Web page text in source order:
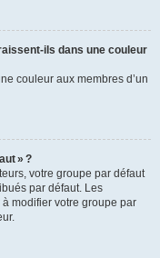
ils dans une couleur
couleur aux membres d’un
» ?
votre groupe par défaut
par défaut. Les
modifier votre groupe par